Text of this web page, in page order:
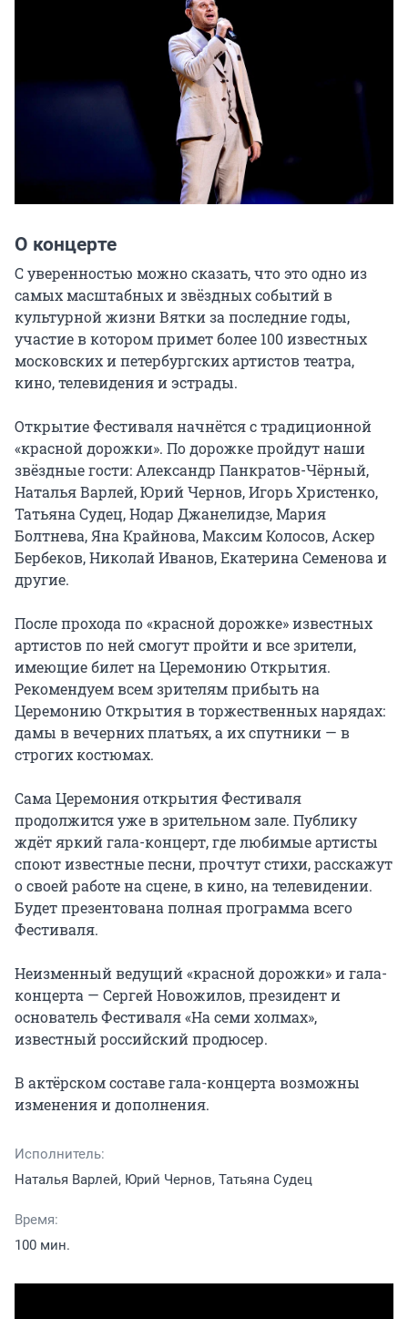
О концерте
С уверенностью можно сказать, что это одно из
самых масштабных и звёздных событий в
культурной жизни Вятки за последние годы,
участие в котором примет более 100 известных
московских и петербургских артистов театра,
кино, телевидения и эстрады.
Открытие Фестиваля начнётся с традиционной
«красной дорожки». По дорожке пройдут наши
звёздные гости: Александр Панкратов-Чёрный,
Наталья Варлей, Юрий Чернов, Игорь Христенко,
Татьяна Судец, Нодар Джанелидзе, Мария
Болтнева, Яна Крайнова, Максим Колосов, Аскер
Бербеков, Николай Иванов, Екатерина Семенова и
другие.
После прохода по «красной дорожке» известных
артистов по ней смогут пройти и все зрители,
имеющие билет на Церемонию Открытия.
Рекомендуем всем зрителям прибыть на
Церемонию Открытия в торжественных нарядах:
дамы в вечерних платьях, а их спутники — в
строгих костюмах.
Сама Церемония открытия Фестиваля
продолжится уже в зрительном зале. Публику
ждёт яркий гала-концерт, где любимые артисты
споют известные песни, прочтут стихи, расскажут
о своей работе на сцене, в кино, на телевидении.
Будет презентована полная программа всего
Фестиваля.
Неизменный ведущий «красной дорожки» и гала-
концерта — Сергей Новожилов, президент и
основатель Фестиваля «На семи холмах»,
известный российский продюсер.
В актёрском составе гала-концерта возможны
изменения и дополнения.
Исполнитель:
Наталья Варлей, Юрий Чернов, Татьяна Судец
Время:
100 мин.